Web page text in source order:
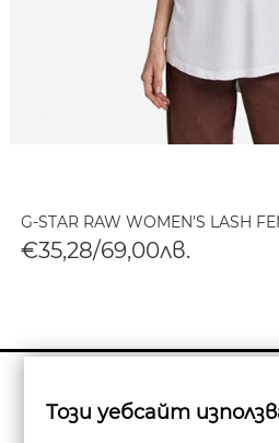
G-STAR RAW WOMEN'S LASH
€35,28/69,00лв.
Този уебсайт